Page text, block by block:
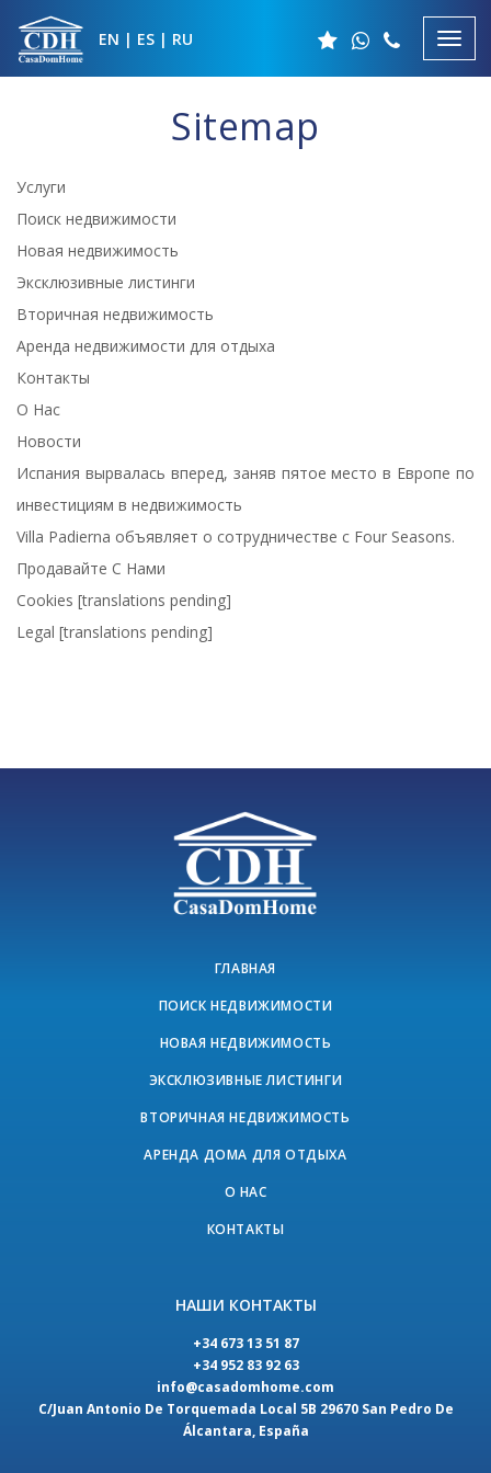
EN | ES | RU
Sitemap
Услуги
Поиск недвижимости
Новая недвижимость
Эксклюзивные листинги
Вторичная недвижимость
Аренда недвижимости для отдыха
Контакты
О Нас
Новости
Испания вырвалась вперед, заняв пятое место в Европе по
инвестициям в недвижимость
Villa Padierna объявляет о сотрудничестве с Four Seasons.
Продавайте С Нами
Cookies [translations pending]
Legal [translations pending]
ГЛАВНАЯ
ПОИСК НЕДВИЖИМОСТИ
НОВАЯ НЕДВИЖИМОСТЬ
ЭКСКЛЮЗИВНЫЕ ЛИСТИНГИ
ВТОРИЧНАЯ НЕДВИЖИМОСТЬ
АРЕНДА ДОМА ДЛЯ ОТДЫХА
О НАС
КОНТАКТЫ
НАШИ КОНТАКТЫ
+34 673 13 51 87
+34 952 83 92 63
info@casadomhome.com
C/Juan Antonio De Torquemada Local 5B 29670 San Pedro De
Álcantara, España